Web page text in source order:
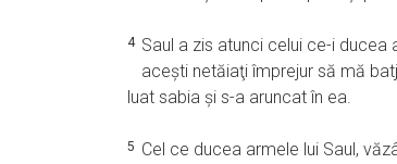
4 Saul a zis atunci celui ce-i ducea
aceşti netăiaţi împrejur să mă
luat sabia şi s-a aruncat în ea.
5 Cel ce ducea armele lui Saul,